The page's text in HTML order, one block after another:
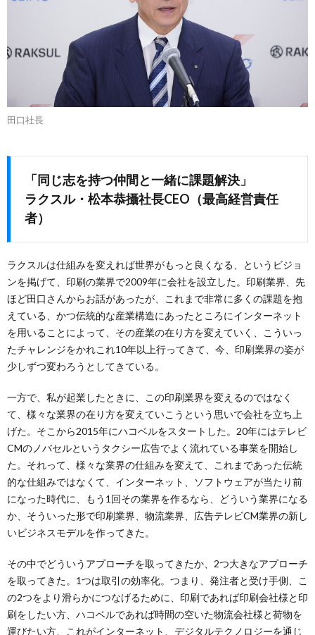
田口社長
「同じ志を持つ仲間と一緒に課題解決」
ラクスル・松本恭攝社長CEO（最高経営責任
者）
ラクスルは仕組みを変えれば世界がもっと良くなる、というビジョ
ンを掲げて、印刷の業界で2009年に会社を設立した。印刷業界、先
ほど田口さんからお話があったが、これまで非常に多くの課題を抱
えている、かつ伝統的な産業構造にあったところにインターネット
を用いることによって、その産業の在り方を変えていく、こういっ
たチャレンジをかれこれ10年以上行ってきて、今、印刷業界の姿が
少しずつ変わろうとしてきている。
一方で、私が起業したときに、この印刷業界を変えるのではなく
て、様々な業界の在り方を変えていこうという思いで会社を立ち上
げた。そこから2015年にハコベルをスタートした。20年にはテレビ
CMのノバセルというタクシー広告でよく流れている事業を開始し
た。それって、様々な業界の仕組みを変えて、これまであった伝統
的な仕組みではなくて、インターネット、ソフトウェアが当たり前
になった時代に、もう1回その業界を作るなら、どういう業界になる
か、そういった形で印刷業界、物流業界、広告テレビCM業界の新し
いビジネスモデルを作ってきた。
その中でどういうアプローチを取ってきたか、2つ大きなアプローチ
を取ってきた。1つは取引の効率化。つまり、発注者と受け手側、こ
の2つをより滑らかにつなげるために、印刷であれば印刷会社様と印
刷をしたい方、ハコベルであれば時間の空いた物流会社様と荷物を
運びたい方、これがインターネット、デジタルテクノロジーを通じ